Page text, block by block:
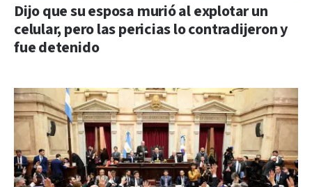
Dijo que su esposa murió al explotar un
celular, pero las pericias lo contradijeron y
fue detenido